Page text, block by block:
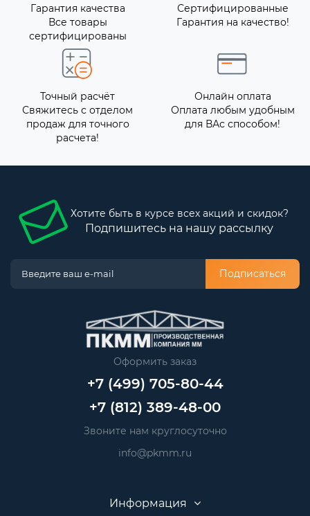
Гарантия качества
Все товары
сертифицированы
Сертифицированные
Гарантия на качество!
Точный расчёт
Свяжитесь с отделом
продаж для точного
расчета!
Онлайн оплата
Оплата любым удобным
для ВАс способом!
Хотите быть в курсе всех акций и скидок?
Подпишитесь на нашу рассылку
Подписаться
Оформить заказ
+7 (499) 705-80-44
+7 (812) 389-48-00
Звоните нам круглосуточно
info@pkmm.ru
Информация